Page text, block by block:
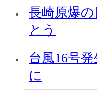
長崎原爆
とう
台風16号
に